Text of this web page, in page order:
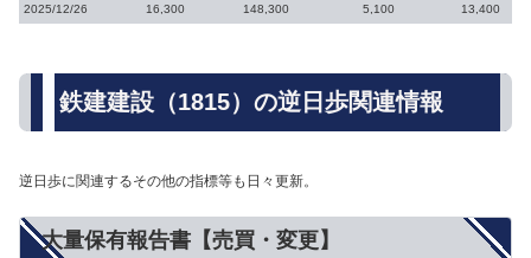
2025/12/26 16,300 148,300 5,100 13,400
鉄建建設（1815）の逆日歩関連情報
逆日歩に関連するその他の指標等も日々更新。
大量保有報告書【売買・変更】